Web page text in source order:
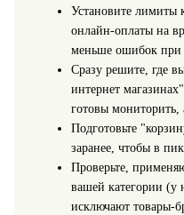
Установите лимиты
онлайн-оплаты на
меньше ошибок при
Сразу решите, где
интернет
готовы мониторить,
Подготовьте
заранее, чтобы в
Проверьте,
вашей категории (у
исключают товары-